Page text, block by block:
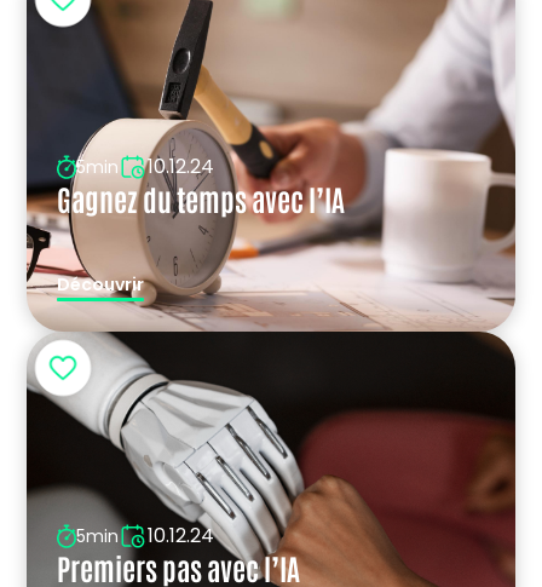
5min 10.12.24
Gagnez du temps avec l’IA
Découvrir
5min 10.12.24
Premiers pas avec l’IA